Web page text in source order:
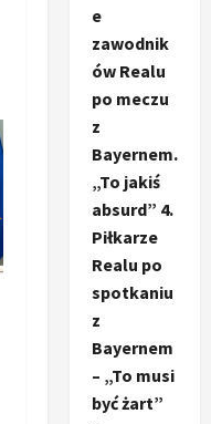
e
zawodnik
ów Realu
po meczu
z
Bayernem.
„To jakiś
absurd” 4.
Piłkarze
Realu po
spotkaniu
z
Bayernem
– „To musi
być żart”